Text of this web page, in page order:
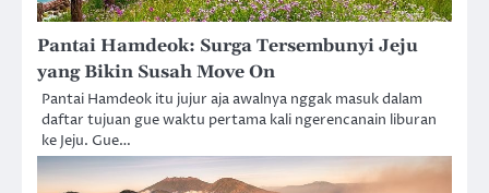
Pantai Hamdeok: Surga Tersembunyi Jeju
yang Bikin Susah Move On
Pantai Hamdeok itu jujur aja awalnya nggak masuk dalam
daftar tujuan gue waktu pertama kali ngerencanain liburan
ke Jeju. Gue…